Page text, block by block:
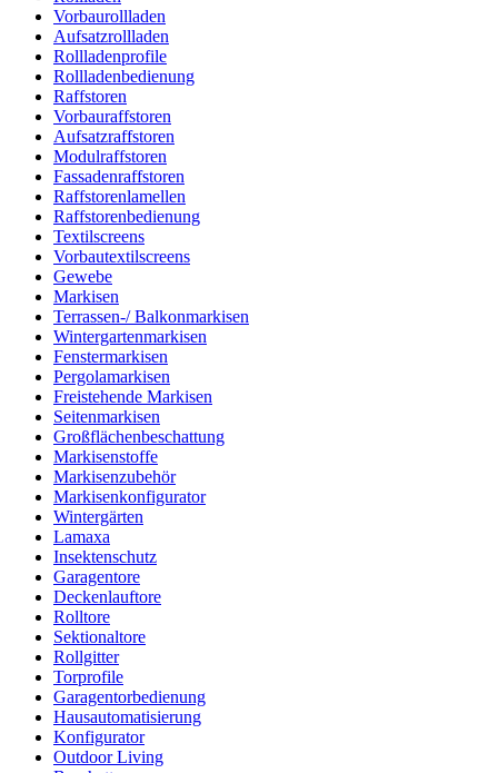
Vorbaurollladen
Aufsatzrollladen
Rollladenprofile
Rollladenbedienung
Raffstoren
Vorbauraffstoren
Aufsatzraffstoren
Modulraffstoren
Fassadenraffstoren
Raffstorenlamellen
Raffstorenbedienung
Textilscreens
Vorbautextilscreens
Gewebe
Markisen
Terrassen-/ Balkonmarkisen
Wintergartenmarkisen
Fenstermarkisen
Pergolamarkisen
Freistehende Markisen
Seitenmarkisen
Großflächenbeschattung
Markisenstoffe
Markisenzubehör
Markisenkonfigurator
Wintergärten
Lamaxa
Insektenschutz
Garagentore
Deckenlauftore
Rolltore
Sektionaltore
Rollgitter
Torprofile
Garagentorbedienung
Hausautomatisierung
Konfigurator
Outdoor Living